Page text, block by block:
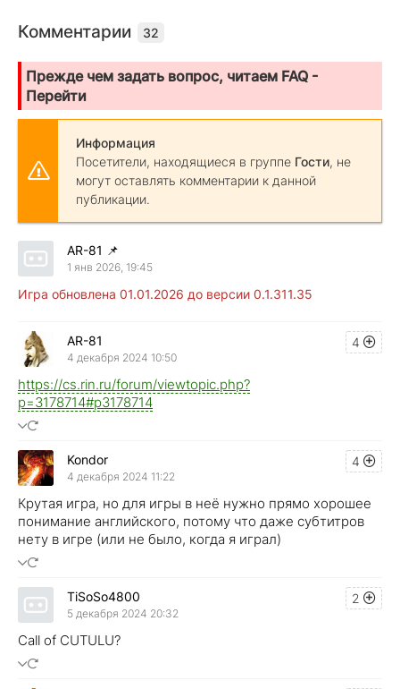
Комментарии 32
Прежде чем задать вопрос, читаем FAQ -
Перейти
Информация
Посетители, находящиеся в группе Гости, не
могут оставлять комментарии к данной
публикации.
AR-81 📌
1 янв 2026, 19:45
Игра обновлена 01.01.2026 до версии 0.1.311.35
4
AR-81
4 декабря 2024 10:50
https://cs.rin.ru/forum/viewtopic.php?
p=3178714#p3178714
4
Kondor
4 декабря 2024 11:22
Крутая игра, но для игры в неё нужно прямо хорошее
понимание английского, потому что даже субтитров
нету в игре (или не было, когда я играл)
2
TiSoSo4800
5 декабря 2024 20:32
Call of CUTULU?